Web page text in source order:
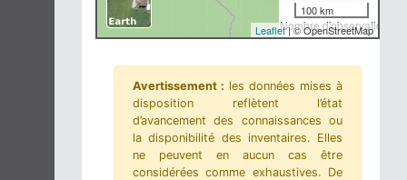
Nombre d'observations-
100 km
Leaflet| © OpenStreetMap
Avertissement : les données mises à
disposition reflètent l’état
d’avancement des connaissances ou
la disponibilité des inventaires. Elles
ne peuvent en aucun cas être
considérées comme exhaustives. De